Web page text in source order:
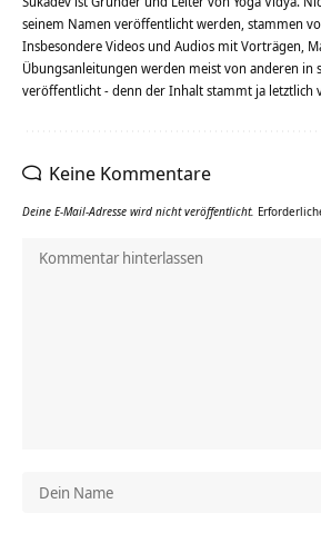
seinem Namen veröffentlicht werden, stammen
Insbesondere Videos und Audios mit Vorträgen,
Übungsanleitungen werden meist von anderen in
veröffentlicht - denn der Inhalt stammt ja letztlich
Keine Kommentare
Deine E-Mail-Adresse wird nicht veröffentlicht.